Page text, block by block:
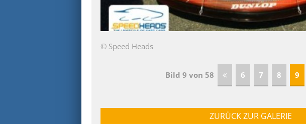
© Speed Heads
Bild 9 von 58 6 7 8 9
ZURÜCK ZUR GALERIE